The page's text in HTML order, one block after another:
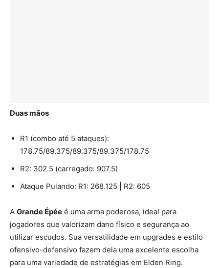
Duas mãos
R1 (combo até 5 ataques):
178.75/89.375/89.375/89.375/178.75
R2: 302.5 (carregado: 907.5)
Ataque Pulando: R1: 268.125 | R2: 605
A Grande Épée é uma arma poderosa, ideal para
jogadores que valorizam dano físico e segurança ao
utilizar escudos. Sua versatilidade em upgrades e estilo
ofensivo-defensivo fazem dela uma excelente escolha
para uma variedade de estratégias em Elden Ring.